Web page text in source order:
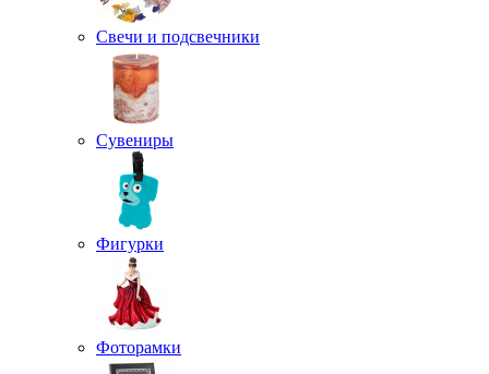
Свечи и подсвечники
Сувениры
Фигурки
Фоторамки